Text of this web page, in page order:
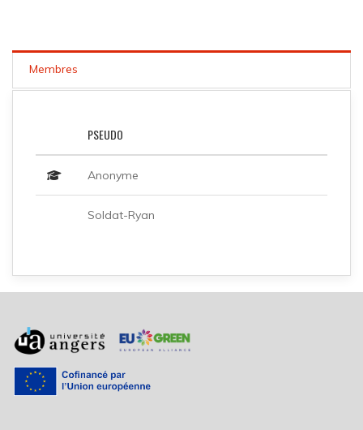
Membres
PSEUDO
Anonyme
Soldat-Ryan